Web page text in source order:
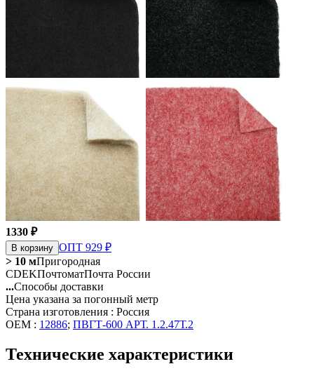
1330 ₽
В корзину ОПТ 929 ₽
> 10 мПригородная
CDEKПочтоматПочта России
...Способы доставки
Цена указана за погонный метр
Страна изготовления : Россия
OEM : 12886; ПВГТ-600 АРТ. 1.2.47Т.2
Технические характеристики